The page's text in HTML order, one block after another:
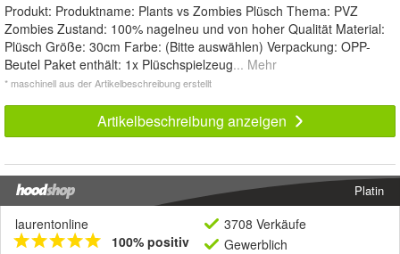
Produkt: Produktname: Plants vs Zombies Plüsch Thema: PVZ
Zombies Zustand: 100% nagelneu und von hoher Qualität Material:
Plüsch Größe: 30cm Farbe: (Bitte auswählen) Verpackung: OPP-
Beutel Paket enthält: 1x Plüschspielzeug... Mehr
* maschinell aus der Artikelbeschreibung erstellt
Artikelbeschreibung anzeigen
Platin
laurentonline
100% positiv
3708 Verkäufe
Gewerblich